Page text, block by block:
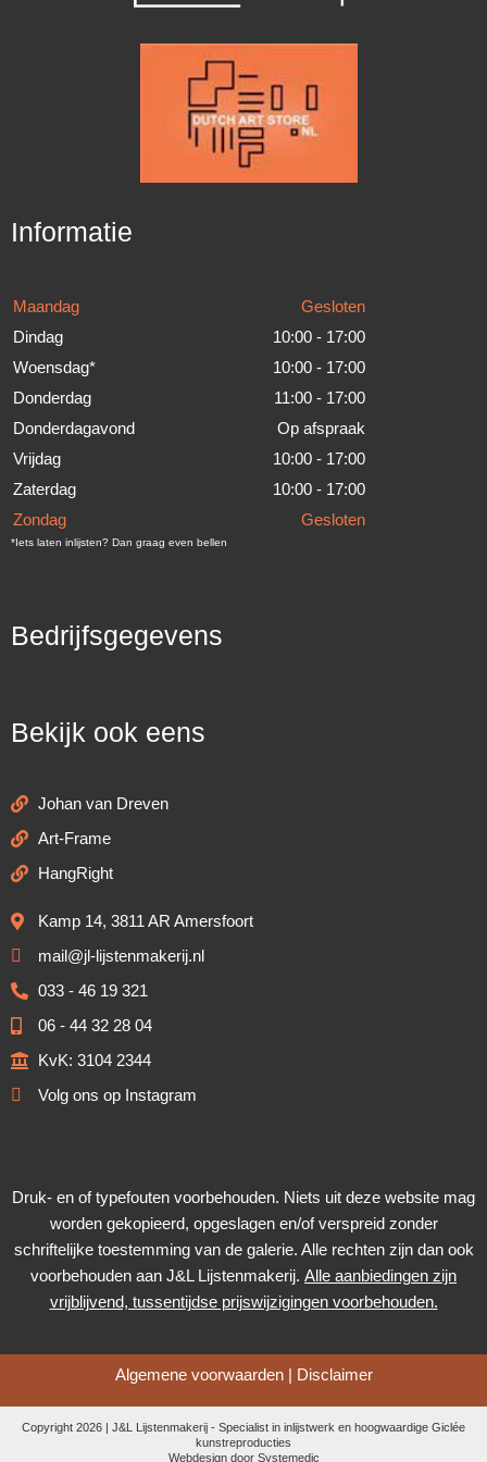
Informatie
Maandag
Gesloten
Dindag
10:00 - 17:00
Woensdag*
10:00 - 17:00
Donderdag
11:00 - 17:00
Donderdagavond
Op afspraak
Vrijdag
10:00 - 17:00
Zaterdag
10:00 - 17:00
Zondag
Gesloten
*Iets laten inlijsten? Dan graag even bellen
Bedrijfsgegevens
Bekijk ook eens
Johan van Dreven
Art-Frame
HangRight
Kamp 14, 3811 AR Amersfoort
mail@jl-lijstenmakerij.nl
033 - 46 19 321
06 - 44 32 28 04
KvK: 3104 2344
Volg ons op Instagram
Druk- en of typefouten voorbehouden. Niets uit deze website mag
worden gekopieerd, opgeslagen en/of verspreid zonder
schriftelijke toestemming van de galerie. Alle rechten zijn dan ook
voorbehouden aan J&L Lijstenmakerij. Alle aanbiedingen zijn
vrijblijvend, tussentijdse prijswijzigingen voorbehouden.
Algemene voorwaarden| Disclaimer
Copyright 2026 | J&L Lijstenmakerij - Specialist in inlijstwerk en hoogwaardige Giclée
kunstreproducties
Webdesign door Systemedic